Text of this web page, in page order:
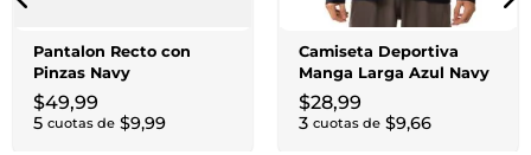
Pantalon Recto con
Pinzas Navy
$49,99
5 cuotas de $9,99
Camiseta Deportiva
Manga Larga Azul Navy
$28,99
3 cuotas de $9,66